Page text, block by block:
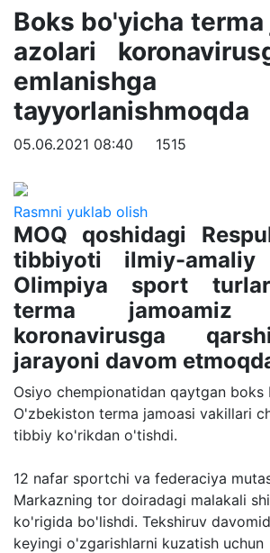
Boks bo'yicha
azolari
emlanishga
tayyorlanishmoqda
05.06.2021 08:40 1515
Rasmni yuklab olish
MOQ qoshidagi
tibbiyoti ilmiy-amaliy
Olimpiya sport
terma jamoamiz
koronavirusga
jarayoni davom
Osiyo chempionatidan qaytgan boks
O'zbekiston terma jamoasi vakillari
tibbiy ko'rikdan o'tishdi.
12 nafar sportchi va federaciya
Markazning tor doiradagi malakali
ko'rigida bo'lishdi. Tekshiruv
keyingi o'zgarishlarni kuzatish uchun